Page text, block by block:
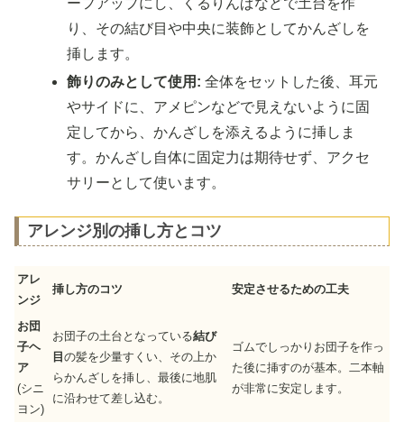
ーフアップにし、くるりんぱなどで土台を作
り、その結び目や中央に装飾としてかんざしを
挿します。
飾りのみとして使用: 全体をセットした後、耳元
やサイドに、アメピンなどで見えないように固
定してから、かんざしを添えるように挿しま
す。かんざし自体に固定力は期待せず、アクセ
サリーとして使います。
アレンジ別の挿し方とコツ
アレ
ンジ
挿し方のコツ 安定させるための工夫
お団
子ヘ
ア
(シニ
ヨン)
お団子の土台となっている結び
目 の髪を少量すくい、その上か
らかんざしを挿し、最後に地肌
に沿わせて差し込む。
ゴムでしっかりお団子を作っ
た後に挿すのが基本。二本軸
が非常に安定します。